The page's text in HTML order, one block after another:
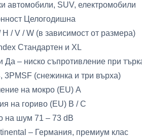
автомобили, SUV, електромобили
Целогодишна
/ V / W (в зависимост от размера)
Стандартен и XL
– ниско съпротивление при
3PMSF (снежинка и три върха)
на мокро (EU) A
на гориво (EU) B / C
на шум 71 – 73 dB
– Германия, премиум клас